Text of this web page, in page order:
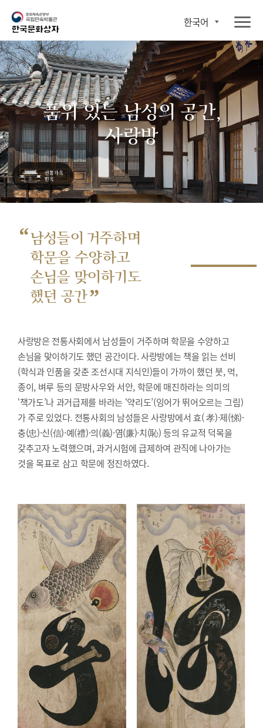
한국어
품위 있는 남성의 공간,
사랑방
“남성들이 거주하며
학문을 수양하고
손님을 맞이하기도
했던 공간”
사랑방은 전통사회에서 남성들이 거주하며 학문을 수양하고
손님을 맞이하기도 했던 공간이다. 사랑방에는 책을 읽는 선비
(학식과 인품을 갖춘 조선시대 지식인)들이 가까이 했던 붓, 먹,
종이, 벼루 등의 문방사우와 서안, 학문에 매진하라는 의미의
‘책가도’나 과거급제를 바라는 ‘약리도’(잉어가 뛰어오르는 그림)
가 주로 있었다. 전통사회의 남성들은 사랑방에서 효( 孝)·제(悌)·
충(忠)·신(信)·예(禮)·의(義)·염(廉)·치(恥) 등의 유교적 덕목을
갖추고자 노력했으며, 과거시험에 급제하여 관직에 나아가는
것을 목표로 삼고 학문에 정진하였다.